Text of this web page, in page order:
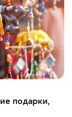
подарки,